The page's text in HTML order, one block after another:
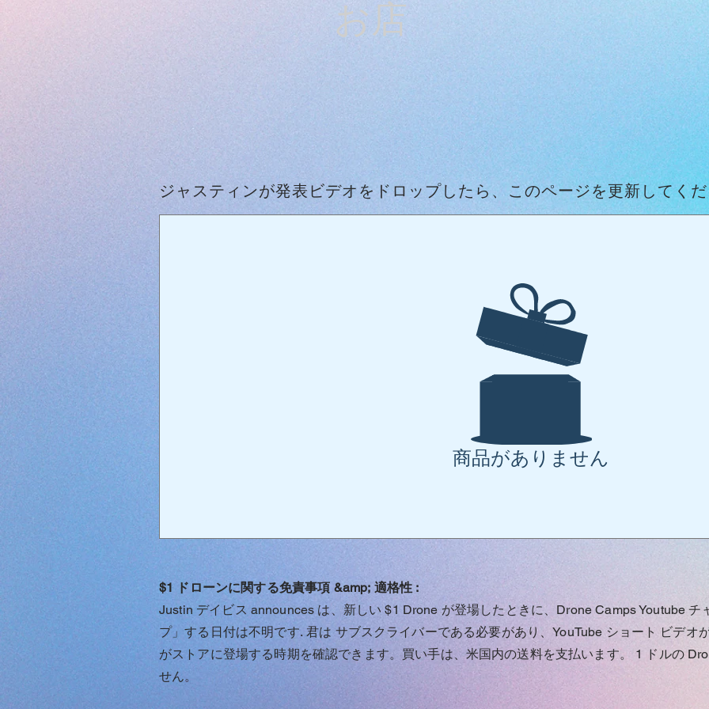
お店
ジャスティンが発表ビデオをドロップしたら、このページを更新してく
商品がありません
$1 ドローンに関する免責事項 &amp; 適格性:
Justin デイビス announces は、新しい $1 Drone が登場したときに、Drone Camps Youtube チ
プ」する日付は不明です.君は サブスクライバーである必要があり、YouTube ショート ビデオ
がストアに登場する時期を確認できます。買い手は、米国内の送料を支払います。 1 ドルの
せん。